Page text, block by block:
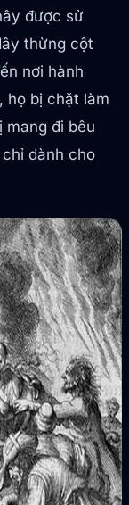
được sử
thừng cột
nơi hành
họ bị chặt làm
mang đi bêu
dành cho